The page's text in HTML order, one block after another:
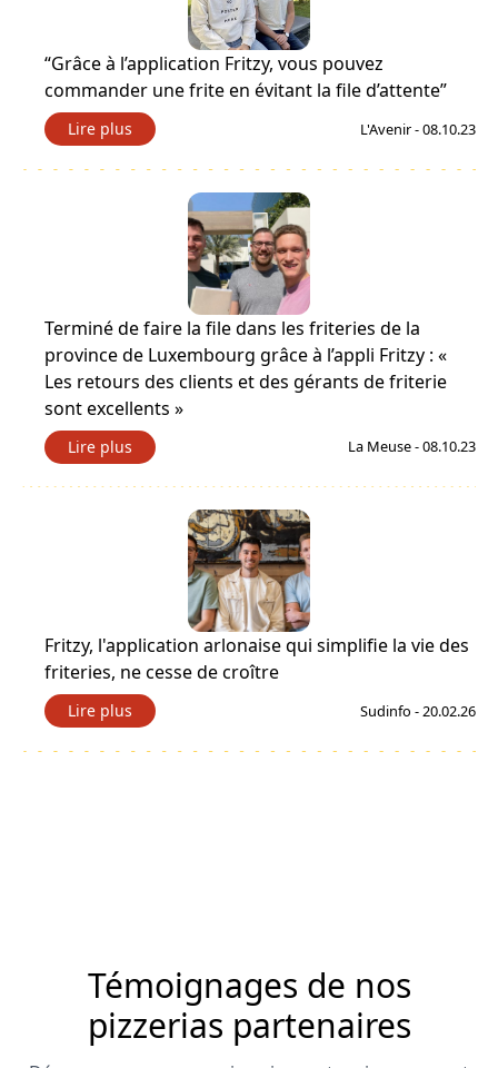
“Grâce à l’application Fritzy, vous pouvez
commander une frite en évitant la file d’attente”
Lire plus L'Avenir - 08.10.23
Terminé de faire la file dans les friteries de la
province de Luxembourg grâce à l’appli Fritzy : «
Les retours des clients et des gérants de friterie
sont excellents »
Lire plus La Meuse - 08.10.23
Fritzy, l'application arlonaise qui simplifie la vie des
friteries, ne cesse de croître
Lire plus Sudinfo - 20.02.26
Témoignages de nos
pizzerias partenaires